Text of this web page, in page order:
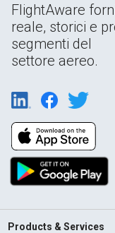
FlightAware
reale, storici e
segmenti del
settore aereo.
Products & Services